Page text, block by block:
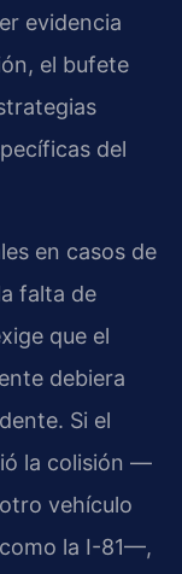
evidencia
el bufete
del
en casos de
falta de
que el
debiera
Si el
la colisión —
vehículo
la I-81—,